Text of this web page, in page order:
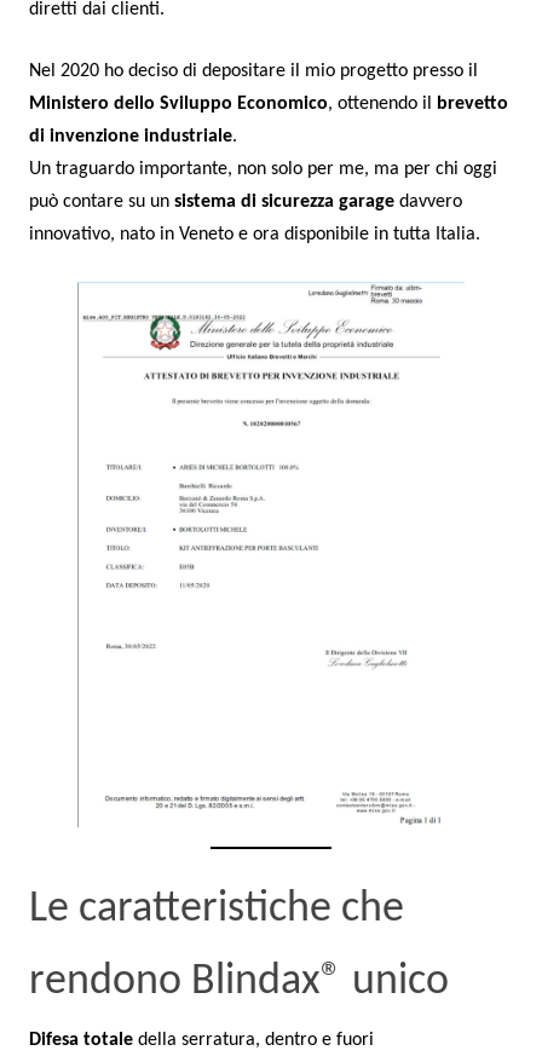
diretti dai clienti.
Nel 2020 ho deciso di depositare il mio progetto presso il
Ministero dello Sviluppo Economico, ottenendo il brevetto
di invenzione industriale.
Un traguardo importante, non solo per me, ma per chi oggi
può contare su unsistema di sicurezza garage davvero
innovativo, nato in Veneto e ora disponibile in tutta Italia.
Le caratteristiche che
rendono Blindax® unico
Difesa totale della serratura, dentro e fuori